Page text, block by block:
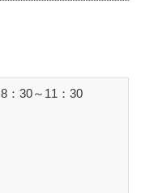
：30～11：30